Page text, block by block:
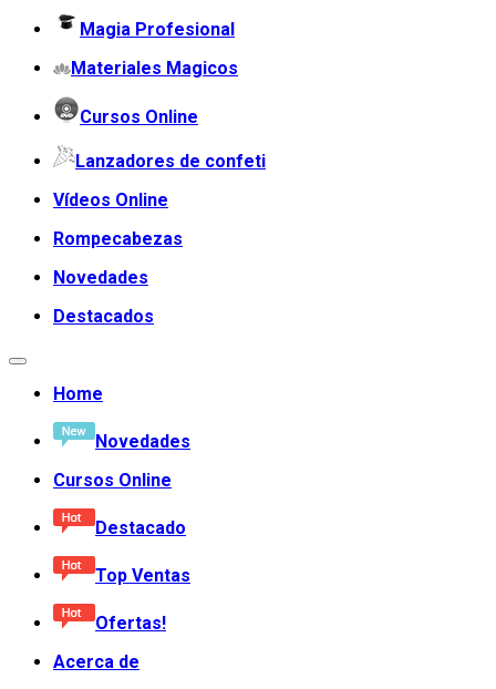
Magia Profesional
Materiales Magicos
Cursos Online
Lanzadores de confeti
Vídeos Online
Rompecabezas
Novedades
Destacados
Home
Novedades
Cursos Online
Destacado
Top Ventas
Ofertas!
Acerca de